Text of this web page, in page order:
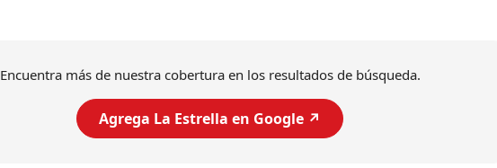
Encuentra más de nuestra cobertura en los resultados de búsqueda.
Agrega La Estrella en Google ↗️